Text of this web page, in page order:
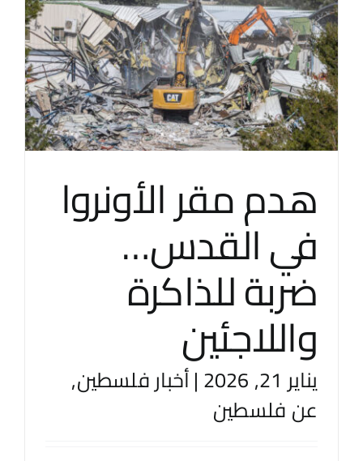
هدم مقر الأونروا
في القدس…
ضربة للذاكرة
واللاجئين
يناير 21, 2026 |أخبار فلسطين,
عن فلسطين